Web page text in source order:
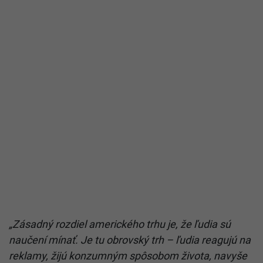
„Zásadný rozdiel amerického trhu je, že ľudia sú
naučení mínať. Je tu obrovský trh – ľudia reagujú na
reklamy, žijú konzumným spôsobom života, navyše